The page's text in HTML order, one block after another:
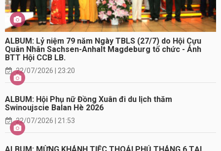
ALBUM: Lỷ niệm 79 năm Ngày TBLS (27/7) do Hội Cựu
Quân Nhân Sachsen-Anhalt Magdeburg tổ chức - Ảnh
BTT Hội CCB LB.
22/07/2026 | 23:20
ALBUM: Hội Phụ nữ Đồng Xuân đi du lịch thăm
Swinoujscie Balan Hè 2026
22/07/2026 | 21:53